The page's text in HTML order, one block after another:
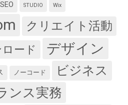
SEO STUDIO Wix
クリエイト活動
ード デザイン
ノーコード ビジネス
ンス実務